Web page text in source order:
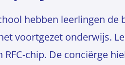
hebben leerlingen de
voortgezet onderwijs.
chip. De conciërge